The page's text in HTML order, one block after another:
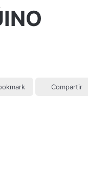
Compartir